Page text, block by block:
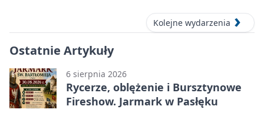
Kolejne wydarzenia
Ostatnie Artykuły
6 sierpnia 2026
Rycerze, oblężenie i Bursztynowe
Fireshow. Jarmark w Pasłęku